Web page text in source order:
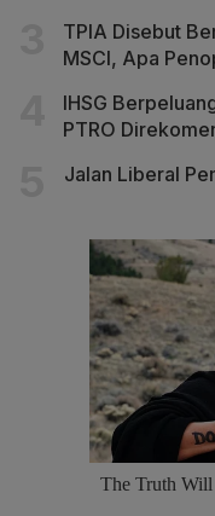
TPIA Disebut
MSCI, Apa
IHSG
PTRO
Jalan Liberal